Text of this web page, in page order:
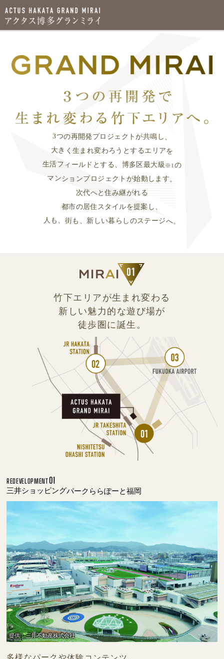
3つの再開発プロジェクトが共鳴し、
大きく生まれ変わろうとするエリアを
生活フィールドとする、 博多区最大級 ※1の
マンションプロジェクトが始動します。
次代へと住み継がれる
都市の居住スタイルを提案し、
人も、街も、新しい暮らしのステージへ。
竹下エリアが生まれ変わる
新しい魅力的な遊び場が
徒歩圏に誕生。
REDEVELOPMENT01
三井ショッピングパークららぽーと福岡
提供：三井不動産株式会社